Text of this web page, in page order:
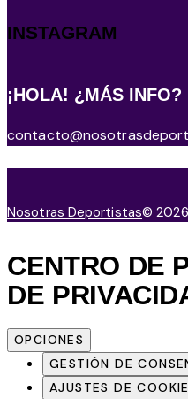
INSTAGRAM
¡HOLA! ¿MÁS INFO?
Nosotras Deportistas©
CENTRO DE
DE
OPCIONES
GESTIÓN DE
AJUSTES DE